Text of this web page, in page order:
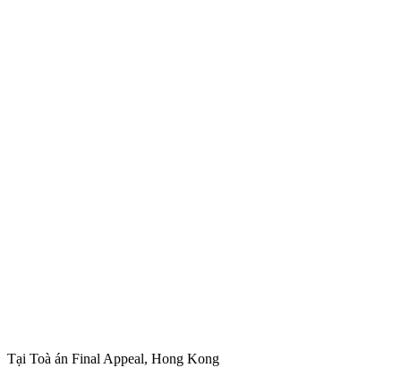
Tại Toà án Final Appeal, Hong Kong